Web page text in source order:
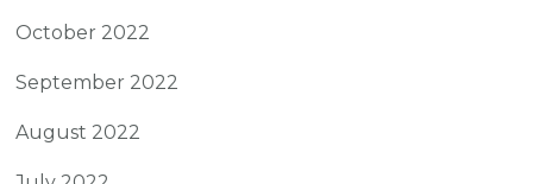
October 2022
September 2022
August 2022